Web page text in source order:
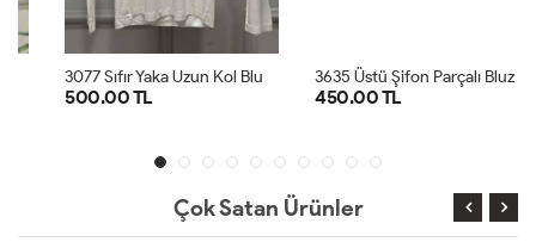
500.00 TL 450.00 TL
Çok Satan Ürünler